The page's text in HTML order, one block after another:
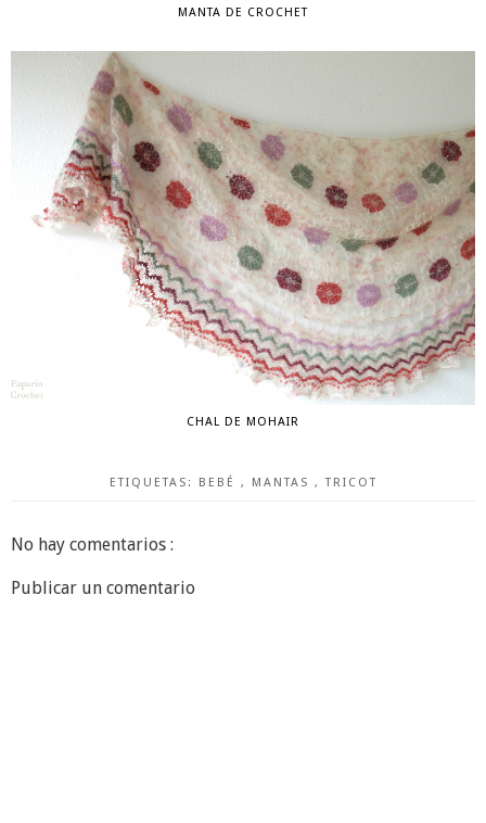
MANTA DE CROCHET
CHAL DE MOHAIR
ETIQUETAS: BEBÉ , MANTAS ,TRICOT
No hay comentarios :
Publicar un comentario